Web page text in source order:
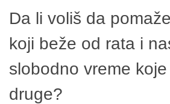
Da li voliš da
koji beže od rata i
slobodno vreme
druge?